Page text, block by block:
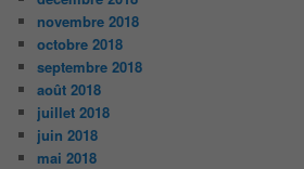
novembre 2018
octobre 2018
septembre 2018
août 2018
juillet 2018
juin 2018
mai 2018